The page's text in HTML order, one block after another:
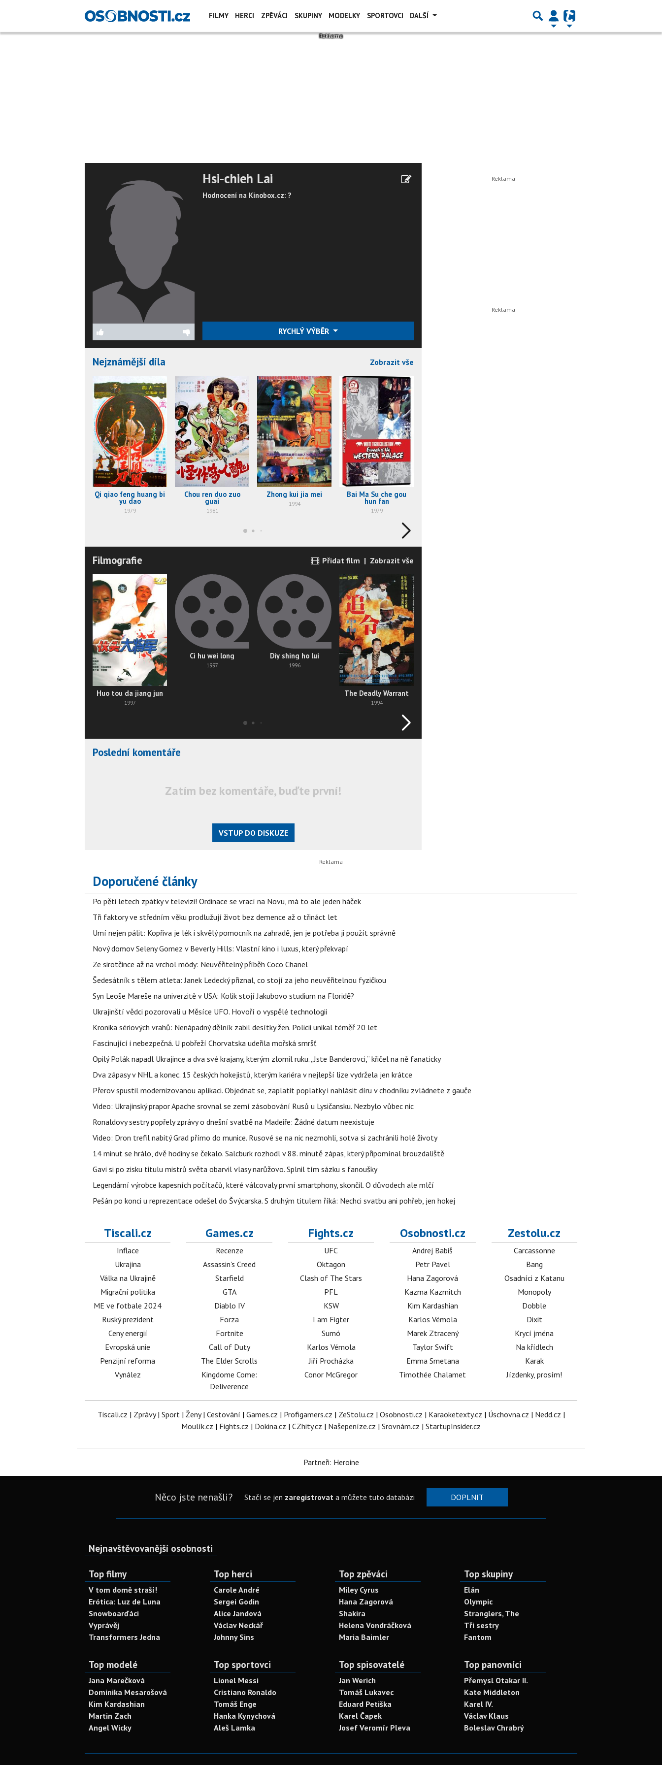
FILMY HERCI ZPĚVÁCI SKUPINY MODELKY SPORTOVCI DALŠÍ
Hsi-chieh Lai
Hodnocení na Kinobox.cz: ?
RYCHLÝ VÝBĚR
Nejznámější díla Zobrazit vše
Qi qiao feng huang bi
yu dao
1979
Chou ren duo zuo
guai
1981
Zhong kui jia mei
1994
Bai Ma Su che gou
hun fan
1979
Filmografie Přidat film | Zobrazit vše
Huo tou da jiang jun
1997
Ci hu wei long
1997
Diy shing ho lui
1996
The Deadly Warrant
1994
Poslední komentáře
Zatím bez komentáře, buďte první!
VSTUP DO DISKUZE
Doporučené články
Po pěti letech zpátky v televizi! Ordinace se vrací na Novu, má to ale jeden háček
Tři faktory ve středním věku prodlužují život bez demence až o třináct let
Umí nejen pálit: Kopřiva je lék i skvělý pomocník na zahradě, jen je potřeba ji použít správně
Nový domov Seleny Gomez v Beverly Hills: Vlastní kino i luxus, který překvapí
Ze sirotčince až na vrchol módy: Neuvěřitelný příběh Coco Chanel
Šedesátník s tělem atleta: Janek Ledecký přiznal, co stojí za jeho neuvěřitelnou fyzičkou
Syn Leoše Mareše na univerzitě v USA: Kolik stojí Jakubovo studium na Floridě?
Ukrajinští vědci pozorovali u Měsíce UFO. Hovoří o vyspělé technologii
Kronika sériových vrahů: Nenápadný dělník zabil desítky žen. Policii unikal téměř 20 let
Fascinující i nebezpečná. U pobřeží Chorvatska udeřila mořská smršť
Opilý Polák napadl Ukrajince a dva své krajany, kterým zlomil ruku. „Jste Banderovci,“ křičel na ně fanaticky
Dva zápasy v NHL a konec. 15 českých hokejistů, kterým kariéra v nejlepší lize vydržela jen krátce
Přerov spustil modernizovanou aplikaci. Objednat se, zaplatit poplatky i nahlásit díru v chodníku zvládnete z gauče
Video: Ukrajinský prapor Apache srovnal se zemí zásobování Rusů u Lysičansku. Nezbylo vůbec nic
Ronaldovy sestry popřely zprávy o dnešní svatbě na Madeiře: Žádné datum neexistuje
Video: Dron trefil nabitý Grad přímo do munice. Rusové se na nic nezmohli, sotva si zachránili holé životy
14 minut se hrálo, dvě hodiny se čekalo. Salcburk rozhodl v 88. minutě zápas, který připomínal brouzdaliště
Gavi si po zisku titulu mistrů světa obarvil vlasy narůžovo. Splnil tím sázku s fanoušky
Legendární výrobce kapesních počítačů, které válcovaly první smartphony, skončil. O důvodech ale mlčí
Pešán po konci u reprezentace odešel do Švýcarska. S druhým titulem říká: Nechci svatbu ani pohřeb, jen hokej
Tiscali.cz
Inflace
Ukrajina
Válka na Ukrajině
Migrační politika
ME ve fotbale 2024
Ruský prezident
Ceny energií
Evropská unie
Penzijní reforma
Vynález
Games.cz
Recenze
Assassin's Creed
Starfield
GTA
Diablo IV
Forza
Fortnite
Call of Duty
The Elder Scrolls
Kingdome Come:
Deliverence
Fights.cz
UFC
Oktagon
Clash of The Stars
PFL
KSW
I am Figter
Sumó
Karlos Vémola
Jiří Procházka
Conor McGregor
Osobnosti.cz
Andrej Babiš
Petr Pavel
Hana Zagorová
Kazma Kazmitch
Kim Kardashian
Karlos Vémola
Marek Ztracený
Taylor Swift
Emma Smetana
Timothée Chalamet
Zestolu.cz
Carcassonne
Bang
Osadníci z Katanu
Monopoly
Dobble
Dixit
Krycí jména
Na křídlech
Karak
Jízdenky, prosím!
Tiscali.cz | Zprávy| Sport| Ženy| Cestování | Games.cz | Profigamers.cz | ZeStolu.cz | Osobnosti.cz | Karaoketexty.cz | Úschovna.cz | Nedd.cz |
Moulík.cz | Fights.cz | Dokina.cz | CZhity.cz | Našepeníze.cz | Srovnám.cz | StartupInsider.cz
Partneři: Heroine
Něco jste nenašli? Stačí se jen zaregistrovata můžete tuto databázi DOPLNIT
Nejnavštěvovanější osobnosti
Top filmy
V tom domě straší!
Erótica: Luz de Luna
Snowboarďáci
Vyprávěj
Transformers Jedna
Top herci
Carole André
Sergei Godin
Alice Jandová
Václav Neckář
Johnny Sins
Top zpěváci
Miley Cyrus
Hana Zagorová
Shakira
Helena Vondráčková
Maria Baimler
Top skupiny
Elán
Olympic
Stranglers, The
Tři sestry
Fantom
Top modelé
Jana Marečková
Dominika Mesarošová
Kim Kardashian
Martin Zach
Angel Wicky
Top sportovci
Lionel Messi
Cristiano Ronaldo
Tomáš Enge
Hanka Kynychová
Aleš Lamka
Top spisovatelé
Jan Werich
Tomáš Lukavec
Eduard Petiška
Karel Čapek
Josef Veromír Pleva
Top panovníci
Přemysl Otakar II.
Kate Middleton
Karel IV.
Václav Klaus
Boleslav Chrabrý